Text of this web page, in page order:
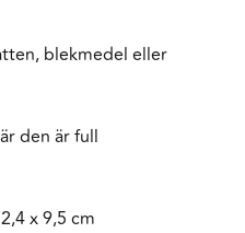
blekmedel eller
den är full
x 9,5 cm